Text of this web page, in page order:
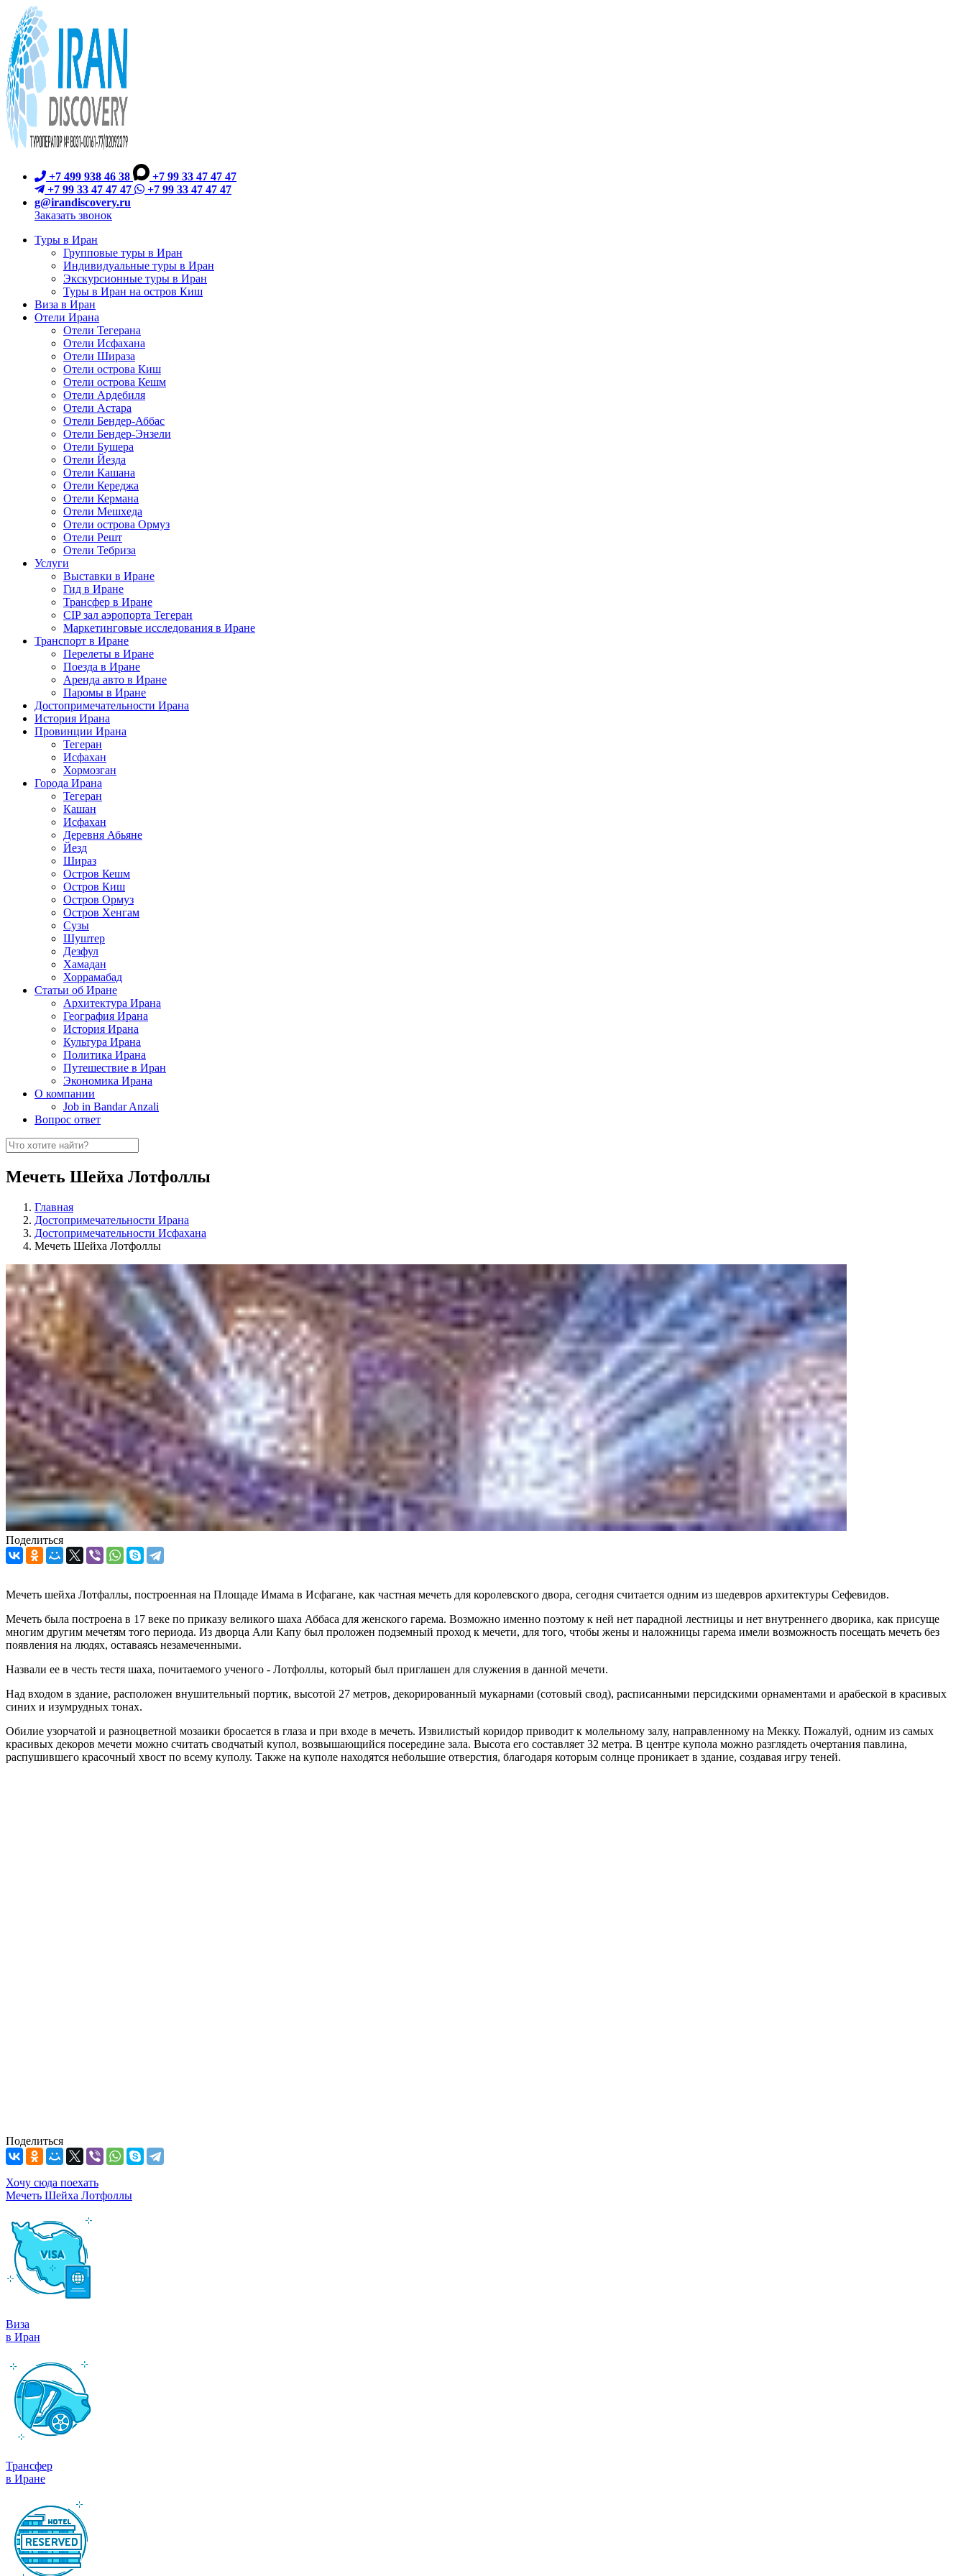
+7 499 938 46 38
+7 99 33 47 47 47
+7 99 33 47 47 47
+7 99 33 47 47 47
g@irandiscovery.ru
Заказать звонок
Туры в Иран
Групповые туры в Иран
Индивидуальные туры в Иран
Экскурсионные туры в Иран
Туры в Иран на остров Киш
Виза в Иран
Отели Ирана
Отели Тегерана
Отели Исфахана
Отели Шираза
Отели острова Киш
Отели острова Кешм
Отели Ардебиля
Отели Астара
Отели Бендер-Аббас
Отели Бендер-Энзели
Отели Бушера
Отели Йезда
Отели Кашана
Отели Кереджа
Отели Кермана
Отели Мешхеда
Отели острова Ормуз
Отели Решт
Отели Тебриза
Услуги
Выставки в Иране
Гид в Иране
Трансфер в Иране
CIP зал аэропорта Тегеран
Маркетинговые исследования в Иране
Транспорт в Иране
Перелеты в Иране
Поезда в Иране
Аренда авто в Иране
Паромы в Иране
Достопримечательности Ирана
История Ирана
Провинции Ирана
Тегеран
Исфахан
Хормозган
Города Ирана
Тегеран
Кашан
Исфахан
Деревня Абьяне
Йезд
Шираз
Остров Кешм
Остров Киш
Остров Ормуз
Остров Хенгам
Сузы
Шуштер
Дезфул
Хамадан
Хоррамабад
Статьи об Иране
Архитектура Ирана
География Ирана
История Ирана
Культура Ирана
Политика Ирана
Путешествие в Иран
Экономика Ирана
О компании
Job in Bandar Anzali
Вопрос ответ
Мечеть Шейха Лотфоллы
Главная
Достопримечательности Ирана
Достопримечательности Исфахана
Мечеть Шейха Лотфоллы
Поделиться
Мечеть шейха Лотфаллы, построенная на Площаде Имама в Исфагане, как частная мечеть для королевского двора, сегодня считается одним из шедевров архитектуры Сефевидов.
Мечеть была построена в 17 веке по приказу великого шаха Аббаса для женского гарема. Возможно именно поэтому к ней нет парадной лестницы и нет внутреннего дворика, как присуще
многим другим мечетям того периода. Из дворца Али Капу был проложен подземный проход к мечети, для того, чтобы жены и наложницы гарема имели возможность посещать мечеть без
появления на людях, оставаясь незамеченными.
Назвали ее в честь тестя шаха, почитаемого ученого - Лотфоллы, который был приглашен для служения в данной мечети.
Над входом в здание, расположен внушительный портик, высотой 27 метров, декорированный мукарнами (сотовый свод), расписанными персидскими орнаментами и арабеской в красивых
синих и изумрудных тонах.
Обилие узорчатой и разноцветной мозаики бросается в глаза и при входе в мечеть. Извилистый коридор приводит к молельному залу, направленному на Мекку. Пожалуй, одним из самых
красивых декоров мечети можно считать сводчатый купол, возвышающийся посередине зала. Высота его составляет 32 метра. В центре купола можно разглядеть очертания павлина,
распушившего красочный хвост по всему куполу. Также на куполе находятся небольшие отверстия, благодаря которым солнце проникает в здание, создавая игру теней.
Поделиться
Хочу сюда поехать
Мечеть Шейха Лотфоллы
Виза
в Иран
Трансфер
в Иране